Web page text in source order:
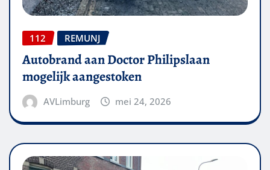
112 REMUNJ
Autobrand aan Doctor Philipslaan
mogelijk aangestoken
AVLimburg mei 24, 2026